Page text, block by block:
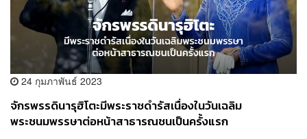
24 กุมภาพันธ์ 2023
จักรพรรดินารุฮิโตะมีพระราชดำรัสเนื่องในวันเฉลิม
พระชนมพรรษาต่อหน้าสาธารณชนเป็นครั้งแรก